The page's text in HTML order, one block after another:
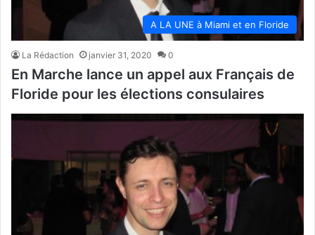
A LA UNE à Miami et en Floride
La Rédaction janvier 31, 2020 0
En Marche lance un appel aux Français de
Floride pour les élections consulaires